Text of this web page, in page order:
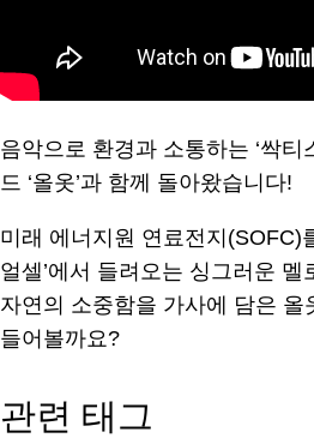
음악으로 환경과 소통하는 ‘싹티
드 ‘올옷’과 함께 돌아왔습니다!
미래 에너지원 연료전지(SOFC)
얼셀’에서 들려오는 싱그러운 멜
자연의 소중함을 가사에 담은 올
들어볼까요?
관련 태그